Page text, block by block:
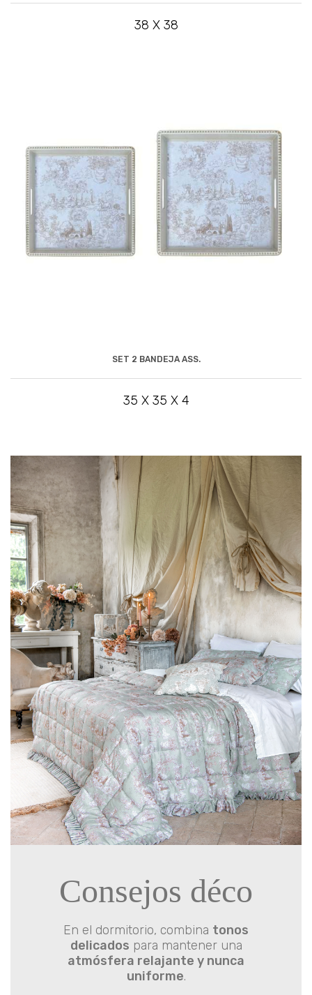
38 X 38
SET 2 BANDEJA ASS.
35 X 35 X 4
Consejos déco
En el dormitorio, combina tonos
delicados para mantener una
atmósfera relajante y nunca
uniforme.